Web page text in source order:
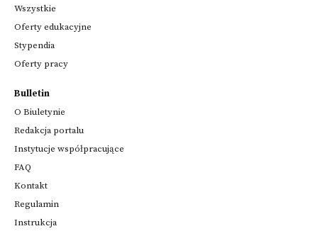
Wszystkie
Oferty edukacyjne
Stypendia
Oferty pracy
Bulletin
O Biuletynie
Redakcja portalu
Instytucje współpracujące
FAQ
Kontakt
Regulamin
Instrukcja